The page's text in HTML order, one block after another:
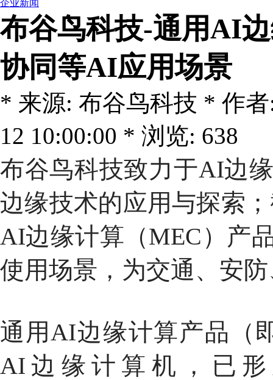
企业新闻
布谷鸟科技-通用AI
协同等AI应用场景
* 来源: 布谷鸟科技 * 作
12 10:00:00 * 浏览: 638
布谷鸟科技致力于AI边
边缘技术的应用与探索
AI边缘计算（MEC）产
使用场景，为交通、安
通用AI边缘计算产品（
AI边缘计算机，已